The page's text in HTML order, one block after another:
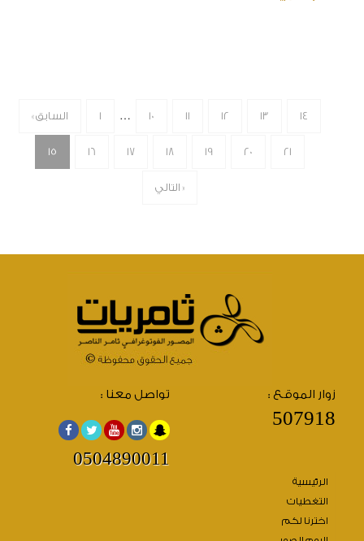
« السابق 1 … 10 11 12 13 14
15 16 17 18 19 20 21
التالي »
تواصل معنا :
0504890011
زوار الموقع :
507918
الرئيسية
التغطيات
اخترنا لكم